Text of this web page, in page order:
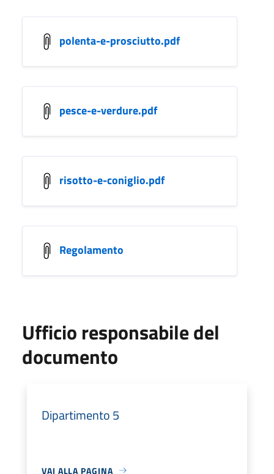
polenta-e-prosciutto.pdf
pesce-e-verdure.pdf
risotto-e-coniglio.pdf
Regolamento
Ufficio responsabile del
documento
Dipartimento 5
VAI ALLA PAGINA